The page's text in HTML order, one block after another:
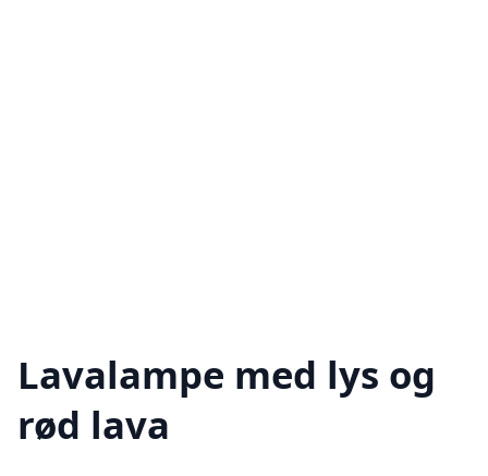
Lavalampe med lys og
rød lava